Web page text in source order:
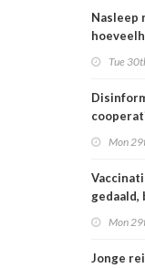
Nasleep
Tue
Mon
Mon
Jonge